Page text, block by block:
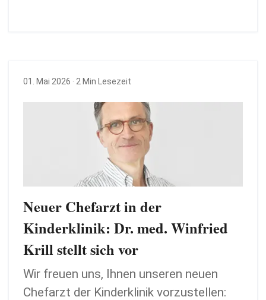
01. Mai 2026 · 2 Min Lesezeit
Neuer Chefarzt in der
Kinderklinik: Dr. med. Winfried
Krill stellt sich vor
Wir freuen uns, Ihnen unseren neuen
Chefarzt der Kinderklinik vorzustellen: